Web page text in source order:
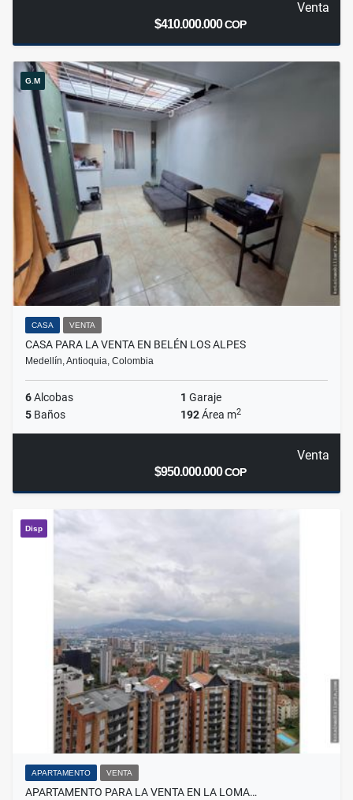
Venta
$410.000.000COP
G.M
CASA VENTA
CASA PARA LA VENTA EN BELÉN LOS ALPES
Medellín, Antioquia, Colombia
6Alcobas 1 Garaje
5 Baños 192Área m2
Venta
$950.000.000COP
Disp
APARTAMENTO VENTA
APARTAMENTO PARA LA VENTA EN LA LOMA…